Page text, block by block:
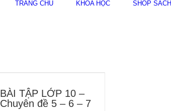
TRANG CHỦ KHÓA HỌC SHOP SÁCH
BÀI TẬP LỚP 10 –
Chuyên đề 5 – 6 – 7